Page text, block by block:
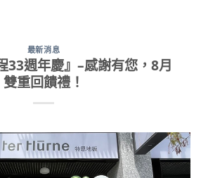
最新消息
33週年慶』–感謝有您，8月
雙重回饋禮！